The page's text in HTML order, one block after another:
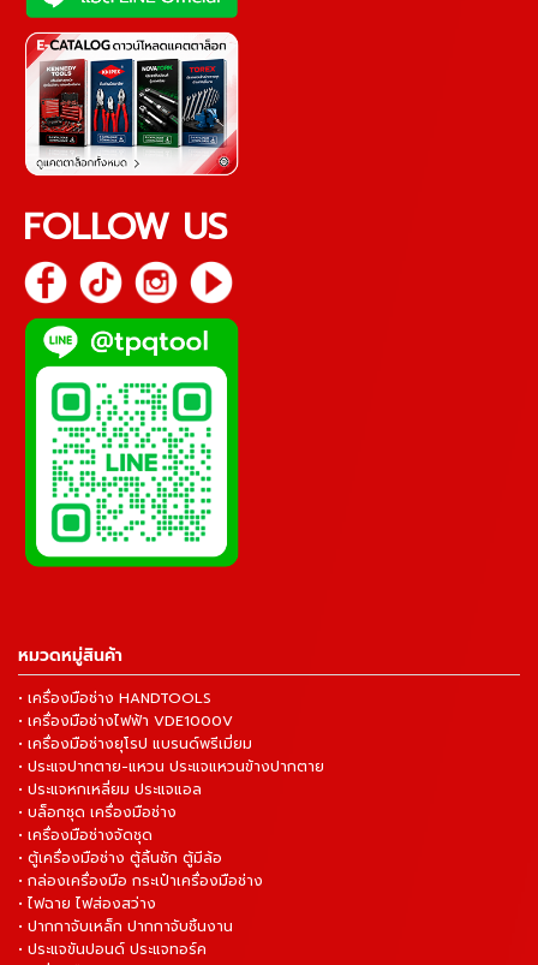
FOLLOW US
หมวดหมู่สินค้า
• เครื่องมือช่าง HANDTOOLS
• เครื่องมือช่างไฟฟ้า VDE1000V
• เครื่องมือช่างยุโรป แบรนด์พรีเมี่ยม
• ประแจปากตาย-แหวน ประแจแหวนข้างปากตาย
• ประแจหกเหลี่ยม ประแจแอล
• บล็อกชุด เครื่องมือช่าง
• เครื่องมือช่างจัดชุด
• ตู้เครื่องมือช่าง ตู้ลิ้นชัก ตู้มีล้อ
• กล่องเครื่องมือ กระเป๋าเครื่องมือช่าง
• ไฟฉาย ไฟส่องสว่าง
• ปากกาจับเหล็ก ปากกาจับชิ้นงาน
• ประแจขันปอนด์ ประแจทอร์ค